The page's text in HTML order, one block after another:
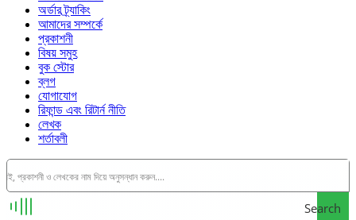
অর্ডার ট্র্যাকিং
আমাদের সম্পর্কে
প্রকাশনী
বিষয় সমুহ
বুক স্টোর
ব্লগ
যোগাযোগ
রিফান্ড এবং রিটার্ন নীতি
লেখক
শর্তাবলী
Search